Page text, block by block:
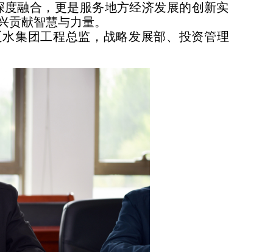
融合，更是服务地方经济发展的创新实
献智慧与力量。
集团工程总监，战略发展部、投资管理